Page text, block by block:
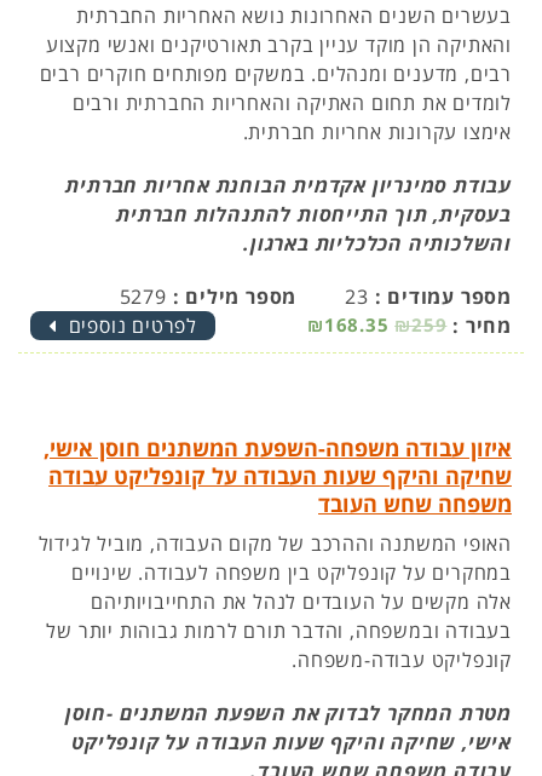
בעשרים השנים האחרונות נושא האחריות החברתית
והאתיקה הן מוקד עניין בקרב תאורטיקנים ואנשי מקצוע
רבים, מדענים ומנהלים. במשקים מפותחים חוקרים רבים
לומדים את תחום האתיקה והאחריות החברתית ורבים
אימצו עקרונות אחריות חברתית.
עבודת סמינריון אקדמית הבוחנת אחריות חברתית
בעסקית, תוך התייחסות להתנהלות חברתית
והשלכותיה הכלכליות בארגון.
מספר עמודים : 23 מספר מילים : 5279
מחיר : ₪259
₪168.35 לפרטים נוספים
איזון עבודה משפחה-השפעת המשתנים חוסן אישי,
שחיקה והיקף שעות העבודה על קונפליקט עבודה
משפחה שחש העובד
האופי המשתנה וההרכב של מקום העבודה, מוביל לגידול
במחקרים על קונפליקט בין משפחה לעבודה. שינויים
אלה מקשים על העובדים לנהל את התחייבויותיהם
בעבודה ובמשפחה, והדבר תורם לרמות גבוהות יותר של
קונפליקט עבודה-משפחה.
מטרת המחקר לבדוק את השפעת המשתנים -חוסן
אישי, שחיקה והיקף שעות העבודה על קונפליקט